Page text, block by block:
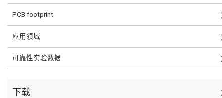
PCB footprint
应用领域
可靠性实验数据
下载